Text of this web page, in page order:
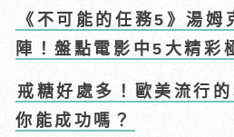
《不可能的任務5》湯姆
陣！盤點電影中5大精彩
戒糖好處多！歐美流行
你能成功嗎？